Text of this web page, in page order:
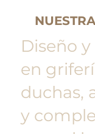
Diseño
en
duchas,
y